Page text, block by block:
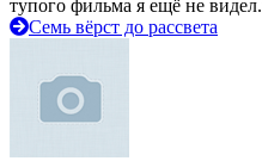
тупого фильма я ещё не
Семь вёрст до рассвета